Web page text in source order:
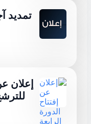
تمديد